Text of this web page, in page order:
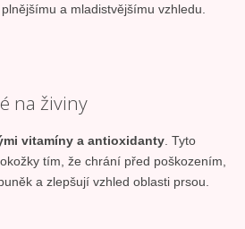
a mladistvějšímu vzhledu.
na živiny
vitamíny a antioxidanty . Tyto
tím, že chrání před poškozením,
a zlepšují vzhled oblasti prsou.